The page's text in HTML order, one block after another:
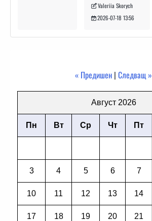
Valeriia Skorych
2026-07-18 13:56
« Предишен | Следващ »
Август 2026
Пн Вт Ср Чт Пт
3 4 5 6 7
10 11 12 13 14
17 18 19 20 21